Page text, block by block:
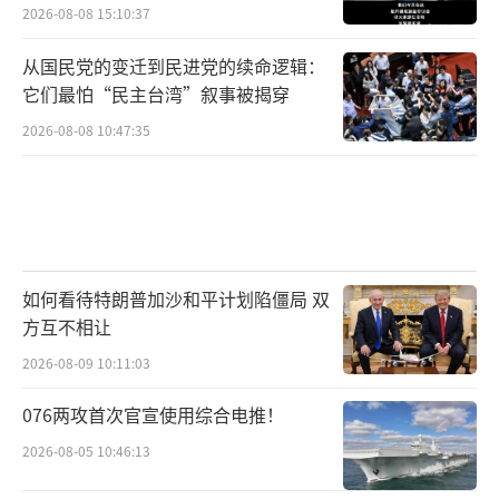
2026-08-08 15:10:37
从国民党的变迁到民进党的续命逻辑：
它们最怕“民主台湾”叙事被揭穿
2026-08-08 10:47:35
如何看待特朗普加沙和平计划陷僵局 双
方互不相让
2026-08-09 10:11:03
076两攻首次官宣使用综合电推！
2026-08-05 10:46:13